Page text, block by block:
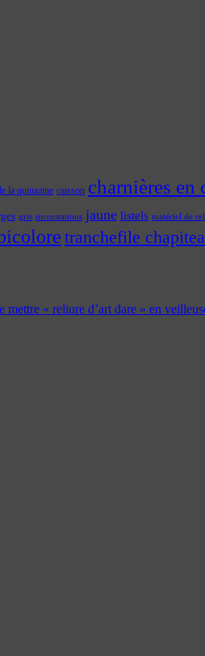
la quinzaine caisson charnières en
gris incrustations jaune listels matériel de
tranchefile
« reliure d’art dare » en